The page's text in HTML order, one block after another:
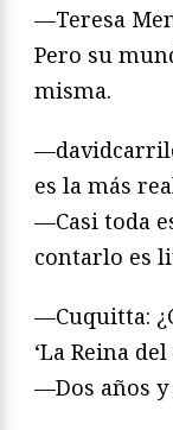
—Teresa
Pero su
misma.
es la más
—Casi toda
contarlo es
—Cuquitta:
‘La Reina
—Dos años y